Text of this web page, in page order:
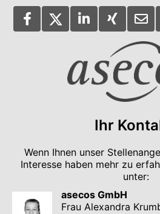
Ihr
Wenn Ihnen unser
Interesse haben mehr zu
unter:
asecos GmbH
Frau Alexandra